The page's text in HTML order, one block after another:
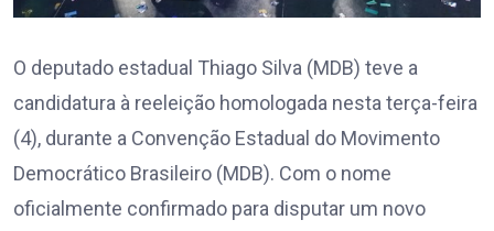
O deputado estadual Thiago Silva (MDB) teve a
candidatura à reeleição homologada nesta terça-feira
(4), durante a Convenção Estadual do Movimento
Democrático Brasileiro (MDB). Com o nome
oficialmente confirmado para disputar um novo